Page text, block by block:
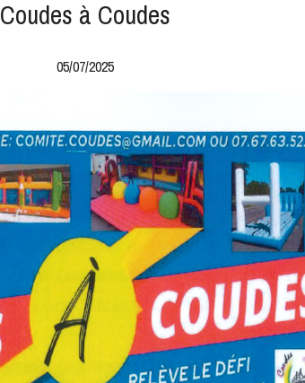
Coudes à Coudes
05/07/2025